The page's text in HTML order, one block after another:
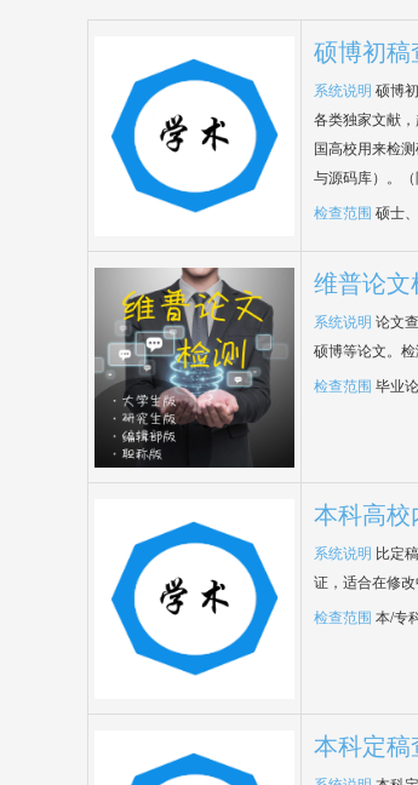
硕博初
系统说明 硕博
各类独家文献
国高校用来检
与源码库）。（
检查范围 硕士
维普论
系统说明 论文
硕博等论文。
检查范围 毕业
本科高
系统说明 比定
证，适合在修
检查范围 本/专
本科定